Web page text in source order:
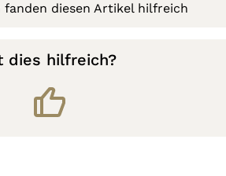
fanden diesen Artikel hilfreich
dies hilfreich?